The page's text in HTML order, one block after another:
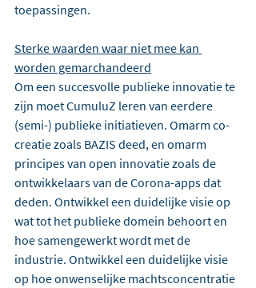
toepassingen.
Sterke waarden waar niet mee kan
worden gemarchandeerd
Om een succesvolle publieke innovatie te
zijn moet CumuluZ leren van eerdere
(semi-) publieke initiatieven. Omarm co-
creatie zoals BAZIS deed, en omarm
principes van open innovatie zoals de
ontwikkelaars van de Corona-apps dat
deden. Ontwikkel een duidelijke visie op
wat tot het publieke domein behoort en
hoe samengewerkt wordt met de
industrie. Ontwikkel een duidelijke visie
op hoe onwenselijke machtsconcentratie